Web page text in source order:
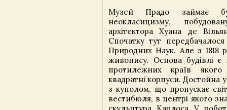
Музей Прадо займає
неокласицизму,
архітектора Хуана де
Спочатку тут
Природних Наук. Але з 1818
живопису. Основа будівлі є
протилежних країв якого
квадратні корпуси. Достойна
з куполом, що пропускає
вестибюля, в центрі якого
скульптура Карлоса V